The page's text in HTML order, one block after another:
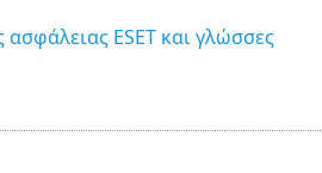
ESET και γλώσσες